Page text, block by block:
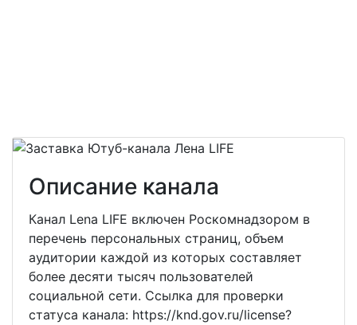
Описание канала
Канал Lena LIFE включен Роскомнадзором в
перечень персональных страниц, объем
аудитории каждой из которых составляет
более десяти тысяч пользователей
социальной сети. Ссылка для проверки
статуса канала: https://knd.gov.ru/license?